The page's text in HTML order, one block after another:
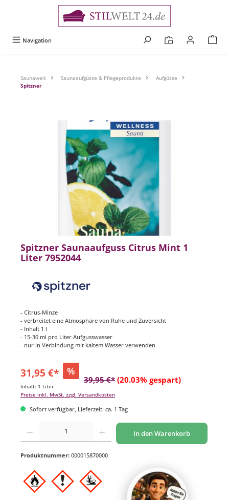
Navigation
Saunawelt Saunaaufgüsse & Pflegeprodukte
Aufgüsse
Spitzner
Bildergalerie überspringen
Spitzner Saunaaufguss Citrus Mint 1
Liter 7952044
- Citrus-Minze
- verbreitet eine Atmosphäre von Ruhe und ­Zuversicht
- Inhalt 1 l
- 15-30 ml pro Liter Aufgusswasser
- nur in Verbindung mit kaltem Wasser verwenden
31,95 €* %
39,95 €* (20.03% gespart)
Inhalt: 1 Liter
Preise inkl. MwSt. zzgl. Versandkosten
Sofort verfügbar, Lieferzeit: ca. 1 Tag
Produkt Anzahl: Gib den gewünschten Wert ein oder benutze die Schaltflächen um
In den Warenkorb
Produktnummer: 000015870000